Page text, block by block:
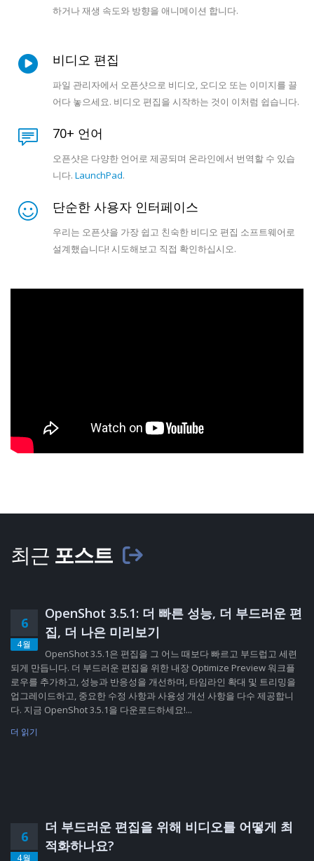
하거나 재생 속도와 방향을 애니메이션 합니다.
비디오 편집
파일 관리자에서 오픈샷으로 비디오, 오디오 또는 이미지를 끌
어다 놓으세요. 비디오 편집을 시작하는 것이 이처럼 쉽습니다.
70+ 언어
오픈샷은 다양한 언어로 제공되며 온라인에서 번역할 수 있습
니다. LaunchPad.
단순한 사용자 인터페이스
우리는 오픈샷을 가장 쉽고 친숙한 비디오 편집 소프트웨어로
설계했습니다! 시도해보고 직접 확인하십시오.
최근 포스트
6
4월
OpenShot 3.5.1: 더 빠른 성능, 더 부드러운 편
집, 더 나은 미리보기
OpenShot 3.5.1은 편집을 그 어느 때보다 빠르고 부드럽고 세련
되게 만듭니다. 더 부드러운 편집을 위한 내장 Optimize Preview 워크플
로우를 추가하고, 성능과 반응성을 개선하며, 타임라인 확대 및 트리밍을
업그레이드하고, 중요한 수정 사항과 사용성 개선 사항을 다수 제공합니
다. 지금 OpenShot 3.5.1을 다운로드하세요!...
더 읽기
6
4월
더 부드러운 편집을 위해 비디오를 어떻게 최
적화하나요?